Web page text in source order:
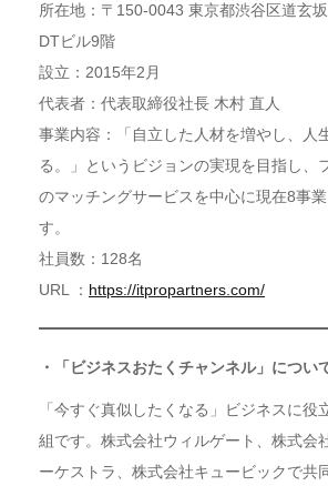
所在地：〒150-0043 東京都渋谷区道玄
DTビル9階
設立：2015年2月
代表者：代表取締役社長 木村 直人
事業内容：「自立した人材を増やし、人
る。」というビジョンの実現を目指し、
のマッチングサービスを中心に現在8事
す。
社員数：128名
URL ： https://itpropartners.com/
・「ビジネスおたくチャンネル」につい
「今すぐ真似したくなる」ビジネスに役
組です。株式会社ウィルゲート、株式会
ーケストラ、株式会社キュービックで共